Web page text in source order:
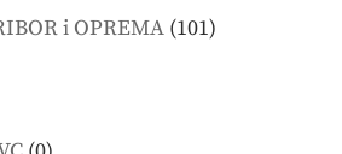
productsi OPREMA 101101